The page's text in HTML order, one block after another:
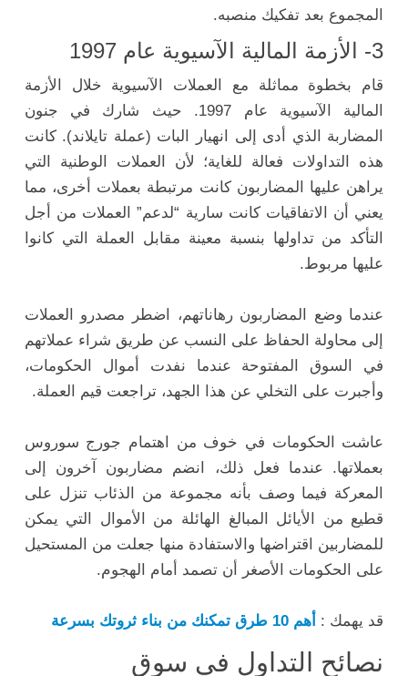
المجموع بعد تفكيك منصبه.
3- الأزمة المالية الآسيوية عام 1997
قام بخطوة مماثلة مع العملات الآسيوية خلال الأزمة
المالية الآسيوية عام 1997. حيث شارك في جنون
المضاربة الذي أدى إلى انهيار البات (عملة تايلاند). كانت
هذه التداولات فعالة للغاية؛ لأن العملات الوطنية التي
يراهن عليها المضاربون كانت مرتبطة بعملات أخرى، مما
يعني أن الاتفاقيات كانت سارية “لدعم” العملات من أجل
التأكد من تداولها بنسبة معينة مقابل العملة التي كانوا
عليها مربوط.
عندما وضع المضاربون رهاناتهم، اضطر مصدرو العملات
إلى محاولة الحفاظ على النسب عن طريق شراء عملاتهم
في السوق المفتوحة عندما نفدت أموال الحكومات،
وأجبرت على التخلي عن هذا الجهد، تراجعت قيم العملة.
عاشت الحكومات في خوف من اهتمام جورج سوروس
بعملاتها. عندما فعل ذلك، انضم مضاربون آخرون إلى
المعركة فيما وصف بأنه مجموعة من الذئاب تنزل على
قطيع من الأيائل المبالغ الهائلة من الأموال التي يمكن
للمضاربين اقتراضها والاستفادة منها جعلت من المستحيل
على الحكومات الأصغر أن تصمد أمام الهجوم.
قد يهمك : أهم 10 طرق تمكنك من بناء ثروتك بسرعة
نصائح التداول في سوق